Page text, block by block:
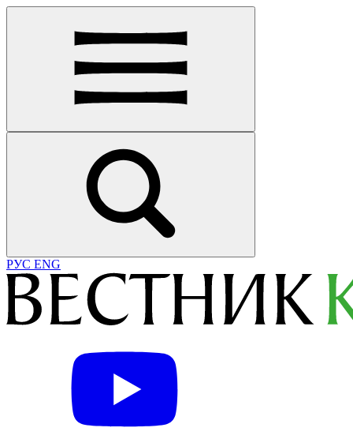
РУС ENG